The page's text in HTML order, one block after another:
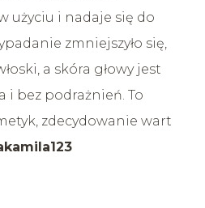
użyciu i nadaje się do
zmniejszyło się,
a skóra głowy jest
i bez podrażnień. To
zdecydowanie wart